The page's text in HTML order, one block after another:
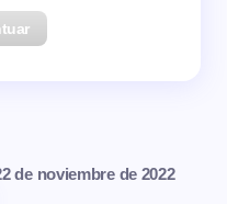
de noviembre de 2022